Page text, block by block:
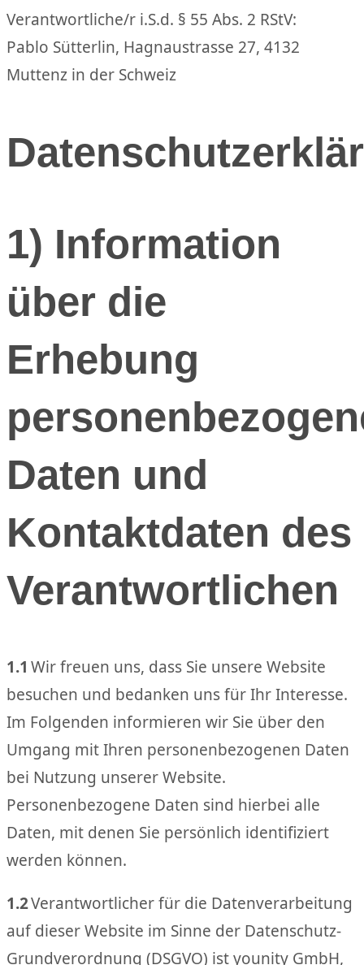
Verantwortliche/r i.S.d. § 55 Abs. 2 RStV:
Pablo Sütterlin, Hagnaustrasse 27, 4132
Muttenz in der Schweiz
1) Information
über die
Erhebung
Daten und
Kontaktdaten des
Verantwortlichen
1.1 Wir freuen uns, dass Sie unsere Website
besuchen und bedanken uns für Ihr Interesse.
Im Folgenden informieren wir Sie über den
Umgang mit Ihren personenbezogenen Daten
bei Nutzung unserer Website.
Personenbezogene Daten sind hierbei alle
Daten, mit denen Sie persönlich identifiziert
werden können.
1.2Verantwortlicher für die Datenverarbeitung
auf dieser Website im Sinne der Datenschutz-
Grundverordnung (DSGVO) ist younity GmbH,